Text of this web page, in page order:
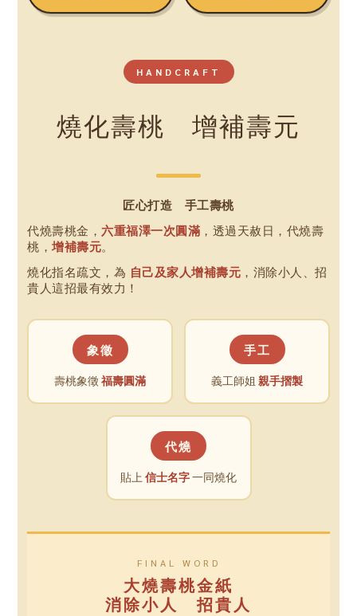
HANDCRAFT
燒化壽桃 增補壽元
匠心打造 手工壽桃
代燒壽桃金， 六重福澤一次圓滿 ，透過天赦日，代燒壽
桃， 增補壽元。
燒化指名疏文，為 自己及家人增補壽元 ，消除小人、招
貴人這招最有效力！
象徵
壽桃象徵福壽圓滿
手工
義工師姐 親手摺製
代燒
貼上 信士名字一同燒化
FINAL WORD
大燒壽桃金紙
消除小人 招貴人